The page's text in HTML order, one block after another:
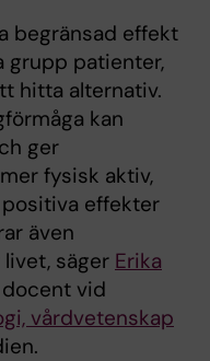
begränsad effekt
grupp patienter,
hitta alternativ.
kan
ger
fysisk aktiv,
effekter
även
säger Erika
vid
vårdvetenskap